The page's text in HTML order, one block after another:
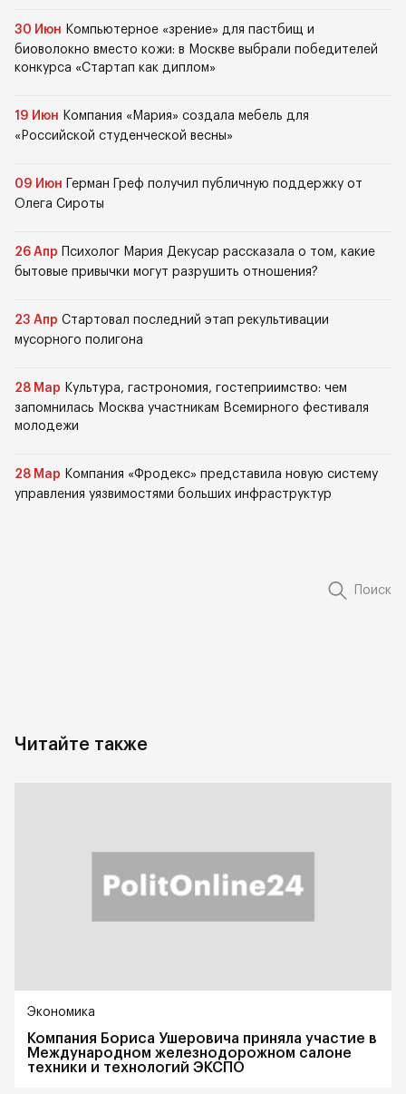
30 Июн Компьютерное «зрение» для пастбищ и
биоволокно вместо кожи: в Москве выбрали победителей
конкурса «Стартап как диплом»
19 Июн Компания «Мария» создала мебель для
«Российской студенческой весны»
09 Июн
Герман Греф получил публичную поддержку от
Олега Сироты
26 Апр
Психолог Мария Декусар рассказала о том, какие
бытовые привычки могут разрушить отношения?
23 Апр Стартовал последний этап рекультивации
мусорного полигона
28 Мар Культура, гастрономия, гостеприимство: чем
запомнилась Москва участникам Всемирного фестиваля
молодежи
28 Мар Компания «Фродекс» представила новую систему
управления уязвимостями больших инфраструктур
Поиск
Читайте также
Экономика
Компания Бориса Ушеровича приняла участие в
Международном железнодорожном салоне
техники и технологий ЭКСПО